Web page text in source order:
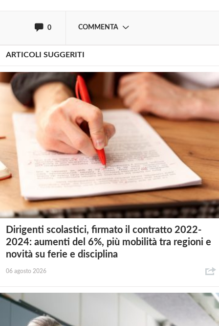
0 COMMENTA
ARTICOLI SUGGERITI
Dirigenti scolastici, firmato il contratto 2022-
2024: aumenti del 6%, più mobilità tra regioni e
novità su ferie e disciplina
06 agosto 2026